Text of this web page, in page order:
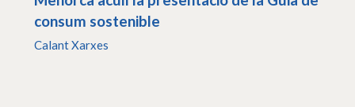
consum sostenible
Calant Xarxes